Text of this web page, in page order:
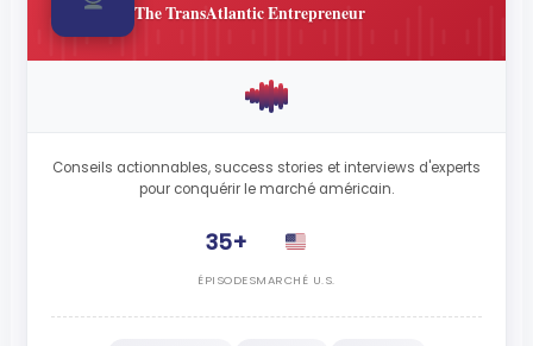
The TransAtlantic Entrepreneur
Conseils actionnables, success stories et interviews d'experts
pour conquérir le marché américain.
35+
ÉPISODESMARCHÉ U.S.